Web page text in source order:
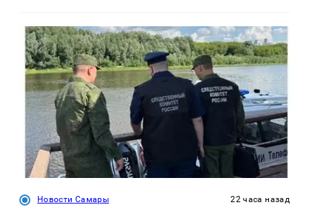
Новости Самары 22 часа назад